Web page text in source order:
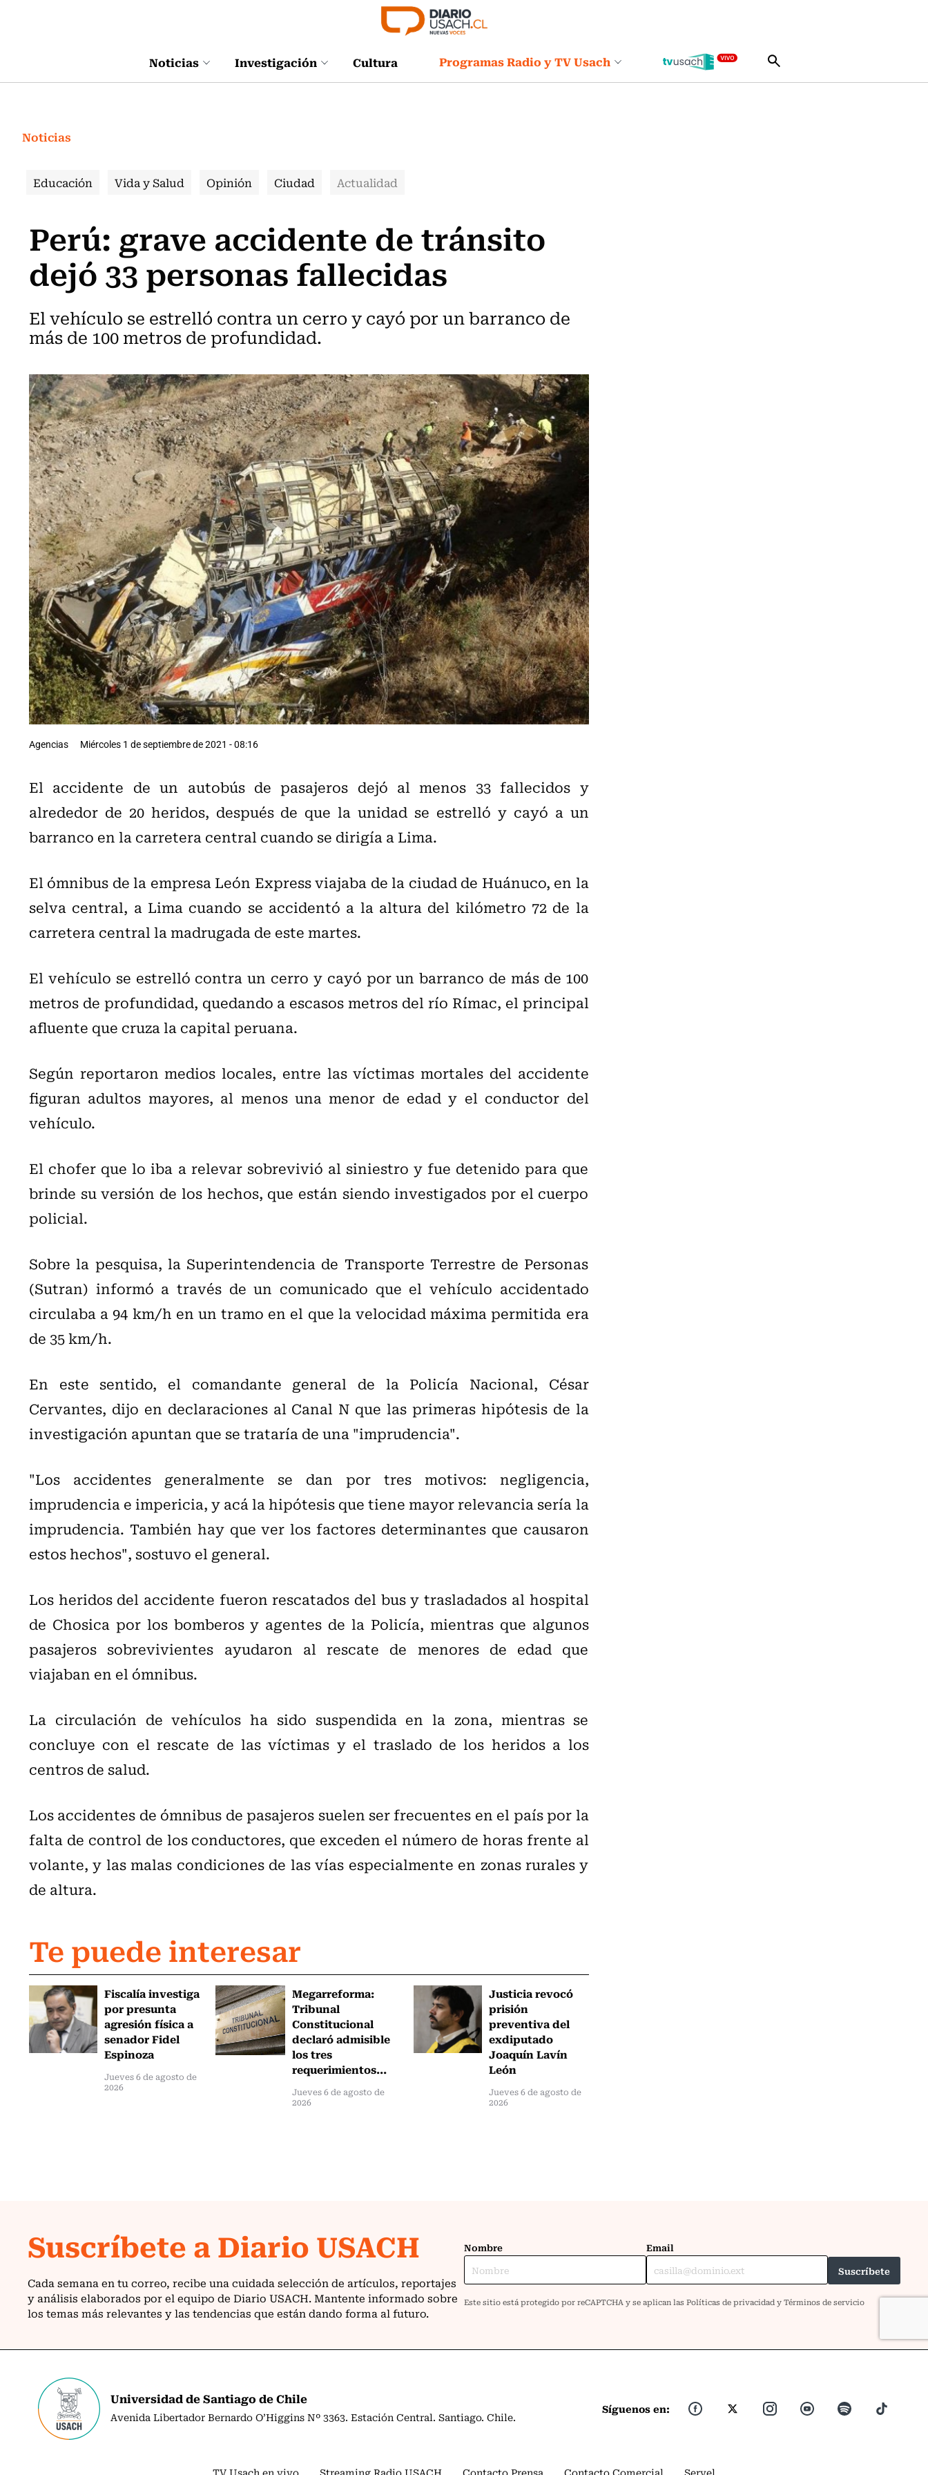
Noticias Investigación Cultura Programas Radio y TV Usach
Noticias
Educación Vida y Salud Opinión Ciudad Actualidad
Perú: grave accidente de tránsito
dejó 33 personas fallecidas
El vehículo se estrelló contra un cerro y cayó por un barranco de
más de 100 metros de profundidad.
Agencias Miércoles 1 de septiembre de 2021 - 08:16
El accidente de un autobús de pasajeros dejó al menos 33 fallecidos y
alrededor de 20 heridos, después de que la unidad se estrelló y cayó a un
barranco en la carretera central cuando se dirigía a Lima.
El ómnibus de la empresa León Express viajaba de la ciudad de Huánuco, en la
selva central, a Lima cuando se accidentó a la altura del kilómetro 72 de la
carretera central la madrugada de este martes.
El vehículo se estrelló contra un cerro y cayó por un barranco de más de 100
metros de profundidad, quedando a escasos metros del río Rímac, el principal
afluente que cruza la capital peruana.
Según reportaron medios locales, entre las víctimas mortales del accidente
figuran adultos mayores, al menos una menor de edad y el conductor del
vehículo.
El chofer que lo iba a relevar sobrevivió al siniestro y fue detenido para que
brinde su versión de los hechos, que están siendo investigados por el cuerpo
policial.
Sobre la pesquisa, la Superintendencia de Transporte Terrestre de Personas
(Sutran) informó a través de un comunicado que el vehículo accidentado
circulaba a 94 km/h en un tramo en el que la velocidad máxima permitida era
de 35 km/h.
En este sentido, el comandante general de la Policía Nacional, César
Cervantes, dijo en declaraciones al Canal N que las primeras hipótesis de la
investigación apuntan que se trataría de una "imprudencia".
"Los accidentes generalmente se dan por tres motivos: negligencia,
imprudencia e impericia, y acá la hipótesis que tiene mayor relevancia sería la
imprudencia. También hay que ver los factores determinantes que causaron
estos hechos", sostuvo el general.
Los heridos del accidente fueron rescatados del bus y trasladados al hospital
de Chosica por los bomberos y agentes de la Policía, mientras que algunos
pasajeros sobrevivientes ayudaron al rescate de menores de edad que
viajaban en el ómnibus.
La circulación de vehículos ha sido suspendida en la zona, mientras se
concluye con el rescate de las víctimas y el traslado de los heridos a los
centros de salud.
Los accidentes de ómnibus de pasajeros suelen ser frecuentes en el país por la
falta de control de los conductores, que exceden el número de horas frente al
volante, y las malas condiciones de las vías especialmente en zonas rurales y
de altura.
Te puede interesar
Fiscalía investiga
por presunta
agresión física a
senador Fidel
Espinoza
Jueves 6 de agosto de
2026
Megarreforma:
Tribunal
Constitucional
declaró admisible
los tres
requerimientos...
Jueves 6 de agosto de
2026
Justicia revocó
prisión
preventiva del
exdiputado
Joaquín Lavín
León
Jueves 6 de agosto de
2026
Universidad de Santiago de Chile
Avenida Libertador Bernardo O’Higgins Nº 3363. Estación Central. Santiago. Chile.
Síguenos en:
TV Usach en vivo Streaming Radio USACH Contacto Prensa Contacto Comercial Servel